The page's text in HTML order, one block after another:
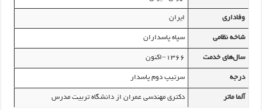
وفاداری ایران
شاخه نظامی سپاه پاسداران
سال‌های خدمت ۱۳۶۶–اکنون
درجه سرتیپ دوم پاسدار
آلما ماتر دکتری مهندسی عمران از دانشگاه تربیت مدرس